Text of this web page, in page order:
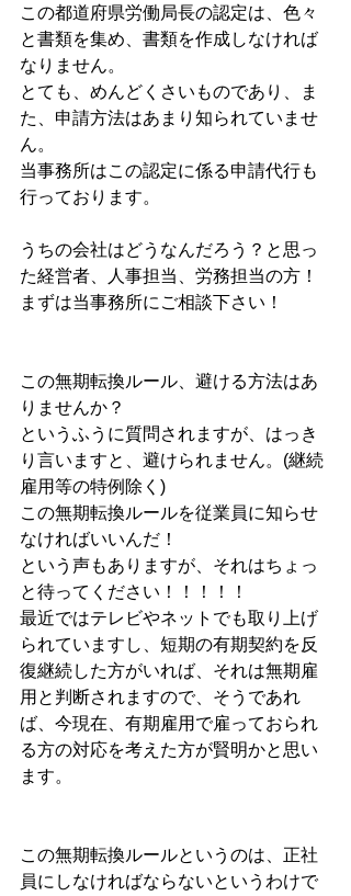
この都道府県労働局長の認定は、色々
と書類を集め、書類を作成しなければ
なりません。
とても、めんどくさいものであり、ま
た、申請方法はあまり知られていませ
ん。
当事務所はこの認定に係る申請代行も
行っております。
うちの会社はどうなんだろう？と思っ
た経営者、人事担当、労務担当の方！
まずは当事務所にご相談下さい！
この無期転換ルール、避ける方法はあ
りませんか？
というふうに質問されますが、はっき
り言いますと、避けられません。(継続
雇用等の特例除く)
この無期転換ルールを従業員に知らせ
なければいいんだ！
という声もありますが、それはちょっ
と待ってください！！！！！
最近ではテレビやネットでも取り上げ
られていますし、短期の有期契約を反
復継続した方がいれば、それは無期雇
用と判断されますので、そうであれ
ば、今現在、有期雇用で雇っておられ
る方の対応を考えた方が賢明かと思い
ます。
この無期転換ルールというのは、正社
員にしなければならないというわけで